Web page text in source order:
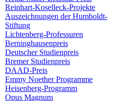
Reinhart-Koselleck-Projekte
Auszeichnungen der Humboldt-
Stiftung
Lichtenberg-Professuren
Berninghausenpreis
Deutscher Studienpreis
Bremer Studienpreis
DAAD-Preis
Emmy Noether Programme
Heisenberg-Programm
Opus Magnum